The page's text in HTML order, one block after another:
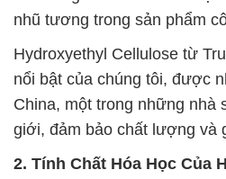
nhũ tương trong sản phẩm
Hydroxyethyl Cellulose từ
nổi bật của chúng tôi, được
China, một trong những nhà
giới, đảm bảo chất lượng và
2. Tính Chất Hóa Học Của